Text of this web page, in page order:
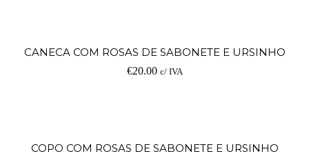
CANECA COM ROSAS DE SABONETE E URSINHO
€20.00 c/ IVA
COPO COM ROSAS DE SABONETE E URSINHO